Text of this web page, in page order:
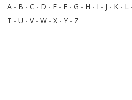
A - B - C - D - E - F - G - H - I - J - K - L
T - U - V- W - X - Y - Z